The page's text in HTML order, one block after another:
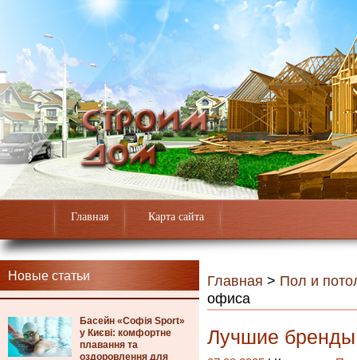
Главная Карта сайта
Новые статьи
Басейн «Софія Sport»
у Києві: комфортне
плавання та
оздоровлення для
Главная > Пол и
офиса
Лучшие